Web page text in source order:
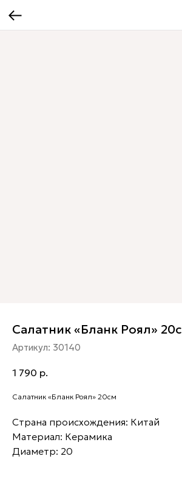
Салатник «Бланк Роял»
Артикул: 30140
1 790 р.
Салатник «Бланк Роял» 20см
Страна происхождения: Китай
Материал: Керамика
Диаметр: 20